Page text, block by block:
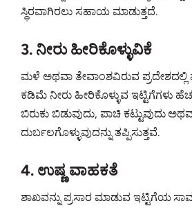
ಸ್ಥಿರವಾಗಿರಲು ಸಹಾಯ ಮಾಡುತ್ತದೆ.
3. ನೀರು ಹೀರಿಕೊಳ್ಳುವಿಕೆ
ಮಳೆ ಅಥವಾ ತೇವಾಂಶವಿರುವ ಪ್ರದೇಶದಲ್ಲಿ
ಕಡಿಮೆ ನೀರು ಹೀರಿಕೊಳ್ಳುವ ಇಟ್ಟಿಗೆಗಳು
ಬಿರುಕು ಬಿಡುವುದು, ಪಾಚಿ ಕಟ್ಟುವುದು
ದುರ್ಬಲಗೊಳ್ಳುವುದನ್ನು ತಪ್ಪಿಸುತ್ತವೆ.
4. ಉಷ್ಣ ವಾಹಕತೆ
ಶಾಖವನ್ನು ಪ್ರಸಾರ ಮಾಡುವ ಇಟ್ಟಿಗೆಯ